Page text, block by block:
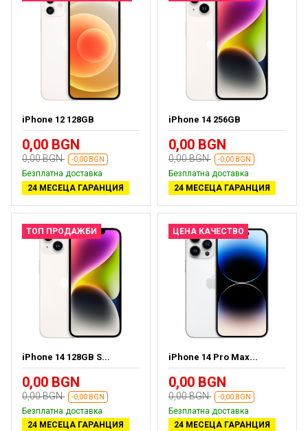
iPhone 12 128GB
0,00 BGN
0,00 BGN -0,00 BGN
Безплатна доставка
24 МЕСЕЦА ГАРАНЦИЯ
iPhone 14 256GB
0,00 BGN
0,00 BGN -0,00 BGN
Безплатна доставка
24 МЕСЕЦА ГАРАНЦИЯ
ТОП ПРОДАЖБИ
iPhone 14 128GB S...
0,00 BGN
0,00 BGN -0,00 BGN
Безплатна доставка
24 МЕСЕЦА ГАРАНЦИЯ
ЦЕНА КАЧЕСТВО
iPhone 14 Pro Max...
0,00 BGN
0,00 BGN -0,00 BGN
Безплатна доставка
24 МЕСЕЦА ГАРАНЦИЯ